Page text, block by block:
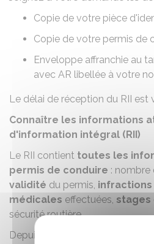
Copie de votre pièce
Copie de votre permis de
Enveloppe affranchie au
avec AR libellée à votre
Le délai de réception du RII est
Connaître les informations
d'information intégral (RII)
Le RII contient toutes les
permis de conduire : nombre
validité du permis, infractions
médicales effectuées, stages
sécurité routière…
Depuis le 23 juin 2023, le RII